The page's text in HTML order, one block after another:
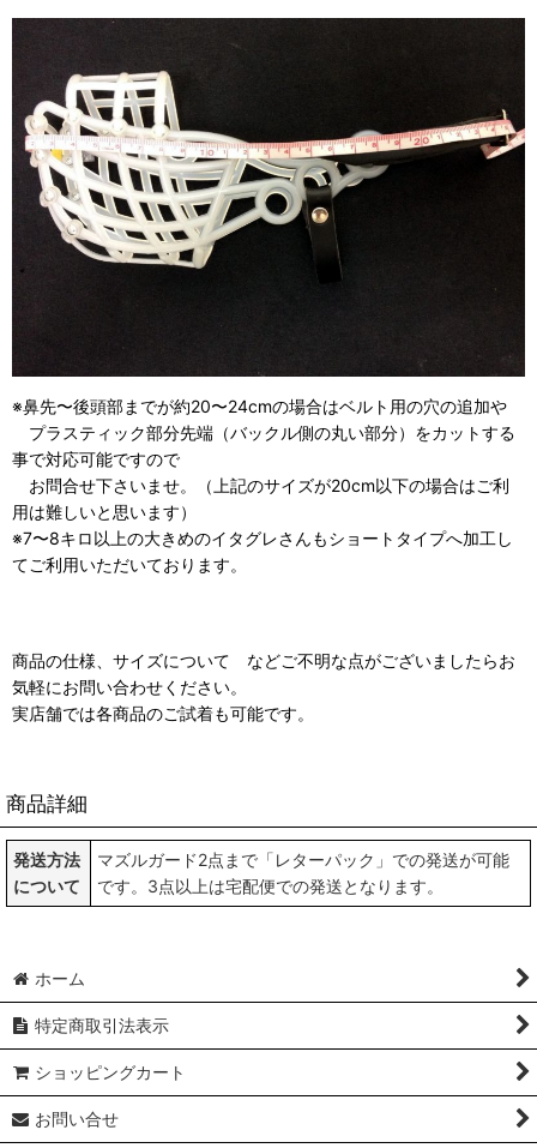
※鼻先〜後頭部までが約20〜24cmの場合はベルト用の穴の追加や
プラスティック部分先端（バックル側の丸い部分）をカットする
事で対応可能ですので
お問合せ下さいませ。（上記のサイズが20cm以下の場合はご利
用は難しいと思います）
※7〜8キロ以上の大きめのイタグレさんもショートタイプへ加工し
てご利用いただいております。
商品の仕様、サイズについて などご不明な点がございましたらお
気軽にお問い合わせください。
実店舗では各商品のご試着も可能です。
商品詳細
発送方法
について
マズルガード2点まで「レターパック」での発送が可能
です。3点以上は宅配便での発送となります。
ホーム
特定商取引法表示
ショッピングカート
お問い合せ